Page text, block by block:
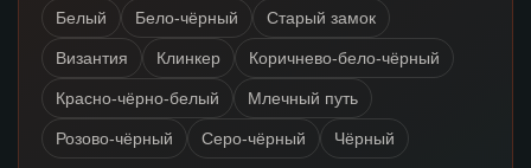
Белый Бело-чёрный Старый замок
Византия Клинкер Коричнево-бело-чёрный
Красно-чёрно-белый Млечный путь
Розово-чёрный Серо-чёрный Чёрный